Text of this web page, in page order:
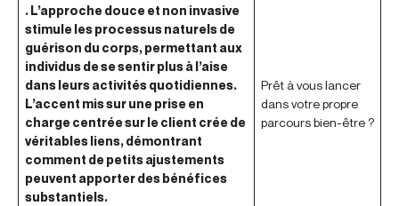
. L’approche douce et non invasive
stimule les processus naturels de
guérison du corps, permettant aux
individus de se sentir plus à l’aise
dans leurs activités quotidiennes.
L’accent mis sur une prise en
charge centrée sur le client crée de
véritables liens, démontrant
comment de petits ajustements
peuvent apporter des bénéfices
substantiels.
Prêt à vous lancer
dans votre propre
parcours bien-être ?